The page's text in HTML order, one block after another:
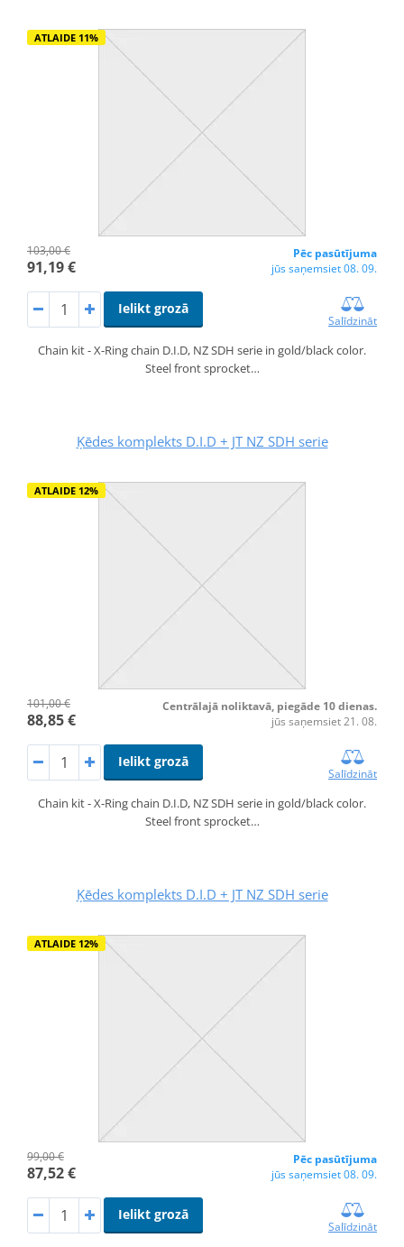
ATLAIDE 11%
103,00 €
91,19 €
Pēc pasūtījuma
jūs saņemsiet 08. 09.
Ielikt grozā
Salīdzināt
Chain kit - X-Ring chain D.I.D, NZ SDH serie in gold/black color.
Steel front sprocket…
Ķēdes komplekts D.I.D + JT NZ SDH serie
ATLAIDE 12%
101,00 €
88,85 €
Centrālajā noliktavā, piegāde 10 dienas.
jūs saņemsiet 21. 08.
Ielikt grozā
Salīdzināt
Chain kit - X-Ring chain D.I.D, NZ SDH serie in gold/black color.
Steel front sprocket…
Ķēdes komplekts D.I.D + JT NZ SDH serie
ATLAIDE 12%
99,00 €
87,52 €
Pēc pasūtījuma
jūs saņemsiet 08. 09.
Ielikt grozā
Salīdzināt